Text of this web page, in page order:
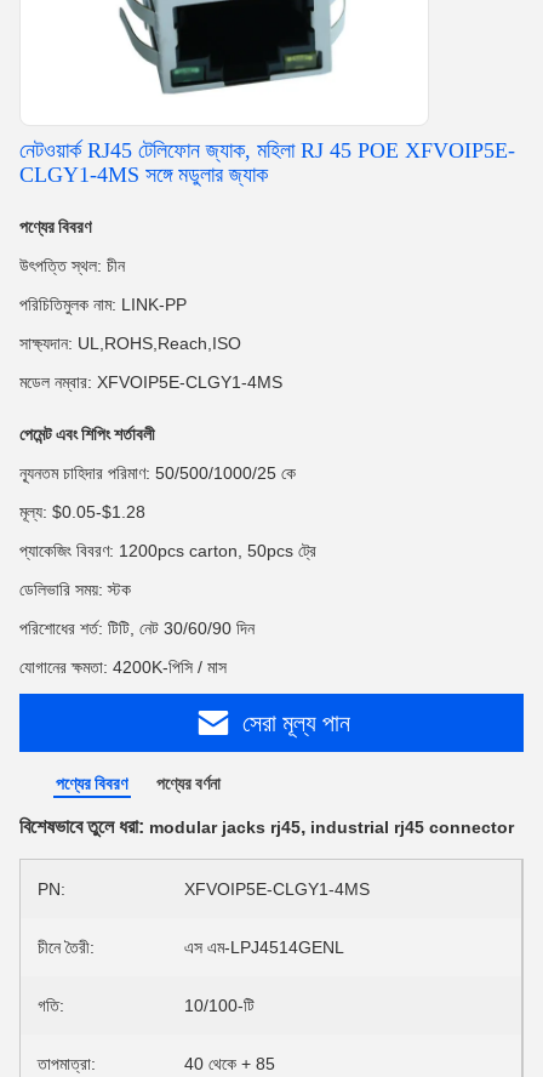
নেটওয়ার্ক RJ45 টেলিফোন জ্যাক, মহিলা RJ 45 POE XFVOIP5E-
CLGY1-4MS সঙ্গে মডুলার জ্যাক
পণ্যের বিবরণ
উৎপত্তি স্থল: চীন
পরিচিতিমুলক নাম: LINK-PP
সাক্ষ্যদান: UL,ROHS,Reach,ISO
মডেল নম্বার: XFVOIP5E-CLGY1-4MS
পেমেন্ট এবং শিপিং শর্তাবলী
ন্যূনতম চাহিদার পরিমাণ: 50/500/1000/25 কে
মূল্য: $0.05-$1.28
প্যাকেজিং বিবরণ: 1200pcs carton, 50pcs ট্রে
ডেলিভারি সময়: স্টক
পরিশোধের শর্ত: টিটি, নেট 30/60/90 দিন
যোগানের ক্ষমতা: 4200K-পিসি / মাস
সেরা মূল্য পান
পণ্যের বিবরণ পণ্যের বর্ণনা
বিশেষভাবে তুলে ধরা: modular jacks rj45, industrial rj45 connector
PN: XFVOIP5E-CLGY1-4MS
চীনে তৈরী: এস এম-LPJ4514GENL
গতি: 10/100-টি
তাপমাত্রা: 40 থেকে + 85